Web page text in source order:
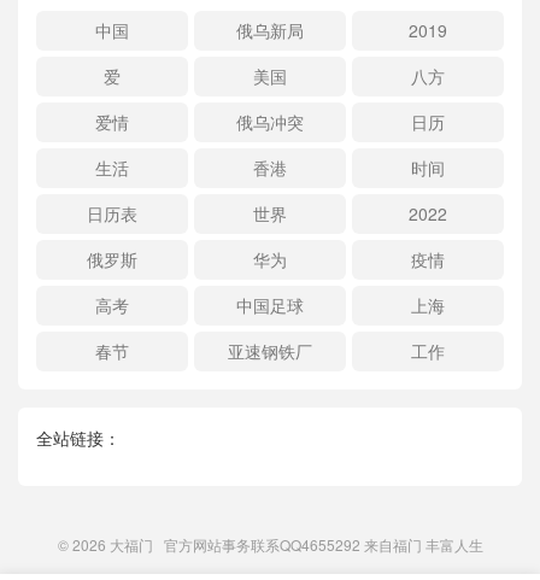
中国 俄乌新局
2019
爱
美国
八方
爱情
俄乌冲突
日历
生活
香港
时间
日历表
世界
2022
俄罗斯
华为
疫情
高考
中国足球
上海
春节
亚速钢铁厂 工作
全站链接：
© 2026 大福门 官方网站事务联系QQ4655292 来自福门 丰富人生